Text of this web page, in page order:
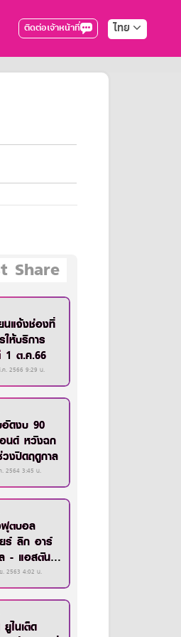
ติดต่อเจ้าหน้าที่ ไทย
Share
นแจ้งช่องที่
ให้บริการ
1 ต.ค.66
ค. 2566 9:29 น.
อัดงบ 90
นด์ หวังฉก
วงปิดฤดูกาล
. 2564 3:45 น.
ตบอล
ร์ ลีก อาร์
- แอสตัน
. 2563 4:02 น.
ไนเต็ด